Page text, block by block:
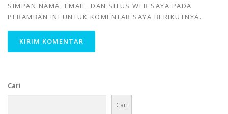
SIMPAN NAMA, EMAIL, DAN SITUS WEB SAYA PADA
PERAMBAN INI UNTUK KOMENTAR SAYA BERIKUTNYA.
Cari
Cari